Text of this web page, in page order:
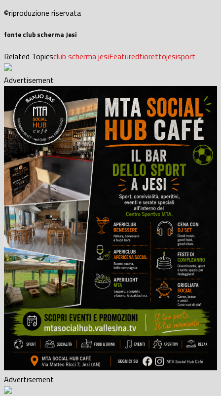
©riproduzione riservata
fonte club scherma Jesi
Related Topicsclub scherma jesiFeaturedfiorettojesisport
Advertisement
Advertisement